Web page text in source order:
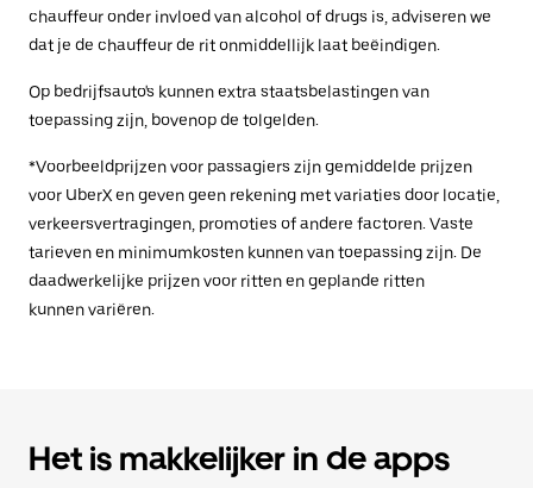
chauffeur onder invloed van alcohol of drugs is, adviseren we
dat je de chauffeur de rit onmiddellijk laat beëindigen.
Op bedrijfsauto's kunnen extra staatsbelastingen van
toepassing zijn, bovenop de tolgelden.
*Voorbeeldprijzen voor passagiers zijn gemiddelde prijzen
voor UberX en geven geen rekening met variaties door locatie,
verkeersvertragingen, promoties of andere factoren. Vaste
tarieven en minimumkosten kunnen van toepassing zijn. De
daadwerkelijke prijzen voor ritten en geplande ritten
kunnen variëren.
Het is makkelijker in de apps